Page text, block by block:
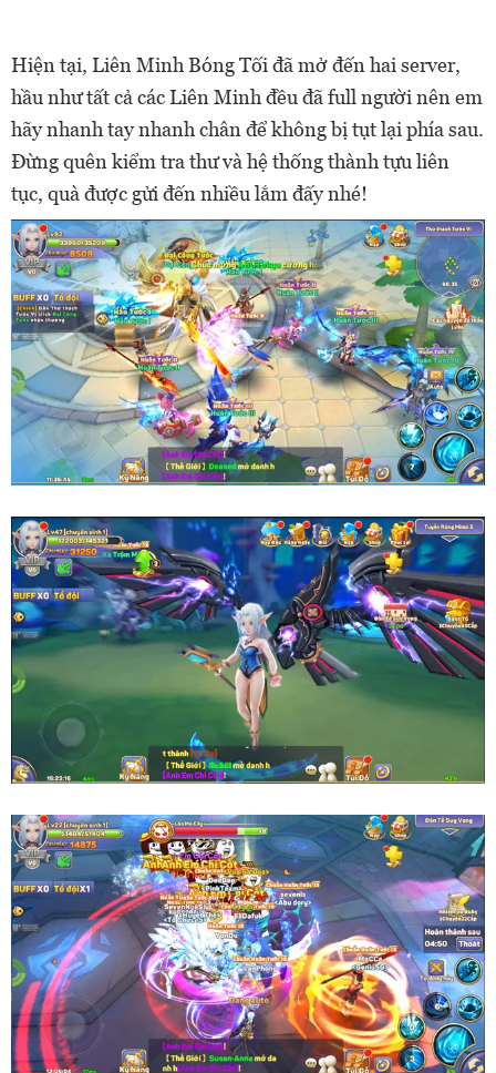
Hiện tại, Liên Minh Bóng Tối đã mở đến hai server,
hầu như tất cả các Liên Minh đều đã full người nên em
hãy nhanh tay nhanh chân để không bị tụt lại phía sau.
Đừng quên kiểm tra thư và hệ thống thành tựu liên
tục, quà được gửi đến nhiều lắm đấy nhé!